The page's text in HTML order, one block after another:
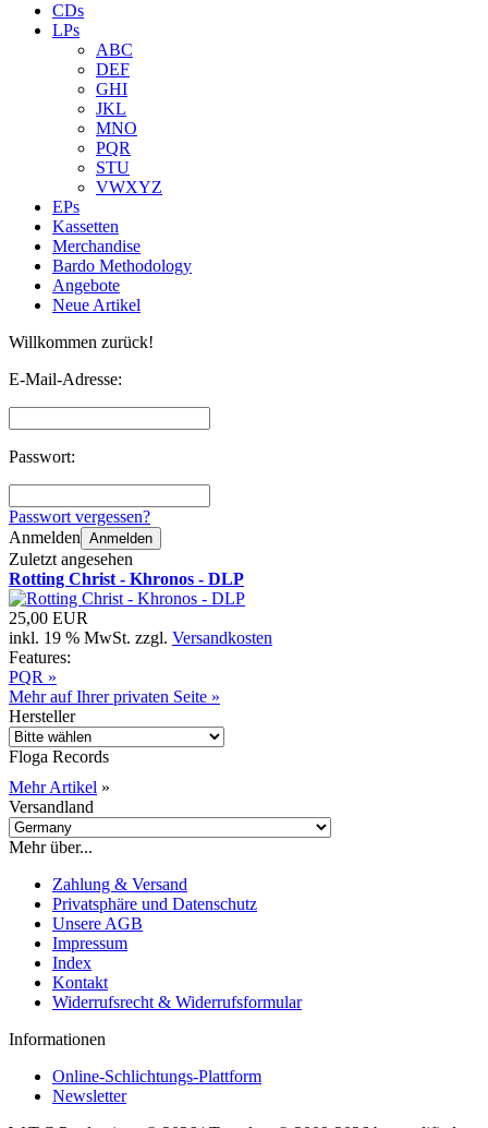
CDs
LPs
ABC
DEF
GHI
JKL
MNO
PQR
STU
VWXYZ
EPs
Kassetten
Merchandise
Bardo Methodology
Angebote
Neue Artikel
Willkommen zurück!
E-Mail-Adresse:
Passwort:
Passwort vergessen?
Anmelden Anmelden
Zuletzt angesehen
Rotting Christ - Khronos - DLP
25,00 EUR
inkl. 19 % MwSt. zzgl. Versandkosten
Features:
PQR »
Mehr auf Ihrer privaten Seite »
Hersteller
Floga Records
Mehr Artikel »
Versandland
Mehr über...
Zahlung & Versand
Privatsphäre und Datenschutz
Unsere AGB
Impressum
Index
Kontakt
Widerrufsrecht & Widerrufsformular
Informationen
Online-Schlichtungs-Plattform
Newsletter